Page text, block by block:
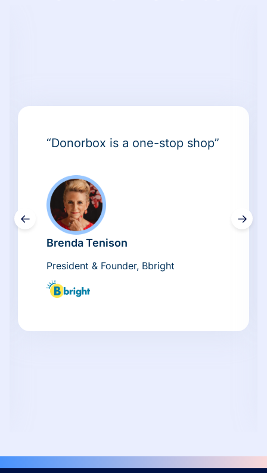
←
“Donorbox is a one-stop shop”
Brenda Tenison
President & Founder, Bbright
→